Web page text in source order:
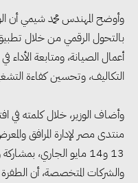
وأوضح المهندس محمد شيمي أن
بالتحول الرقمي من خلال
أعمال الصيانة، ومتابعة
التكاليف، وتحسين كفاءة
وأضاف الوزير، خلال كلمته في
منتدى مصر لإدارة المرافق
13 و14 مايو الجاري،
والشركات المتخصصة، أن الطفرة